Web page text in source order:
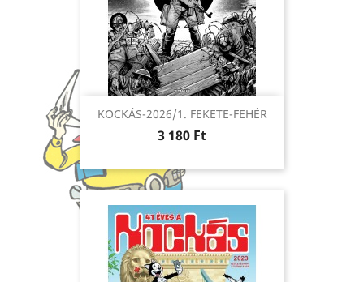
KOCKÁS-2026/1. FEKETE-FEHÉR
Ár
3 180 Ft